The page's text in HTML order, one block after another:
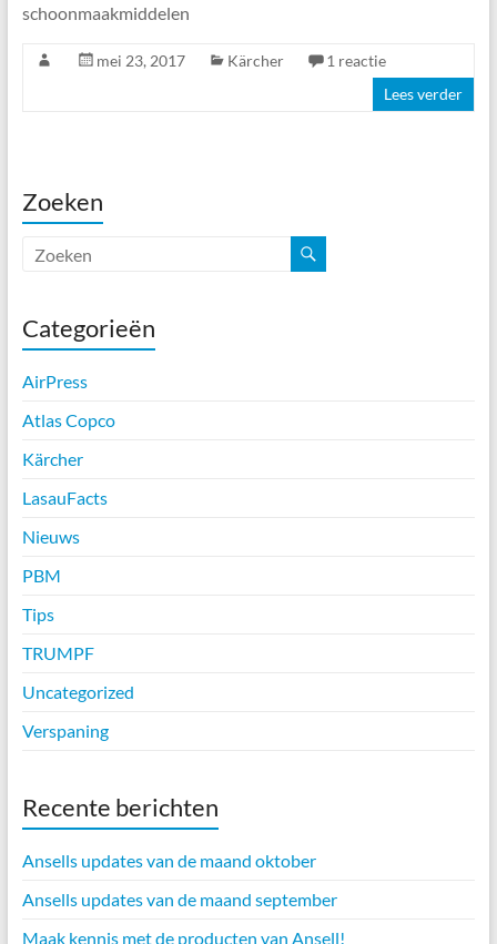
schoonmaakmiddelen
mei 23, 2017 Kärcher
1 reactie
Lees verder
Zoeken
Categorieën
AirPress
Atlas Copco
Kärcher
LasauFacts
Nieuws
PBM
Tips
TRUMPF
Uncategorized
Verspaning
Recente berichten
Ansells updates van de maand oktober
Ansells updates van de maand september
Maak kennis met de producten van Ansell!